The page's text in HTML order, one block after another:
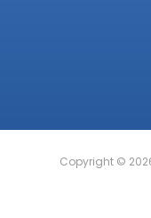
Copyright © 2026